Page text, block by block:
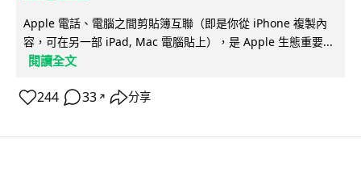
Apple 電話、電腦之間剪貼簿互聯（即是你從 iPhone 複製內
容，可在另一部 iPad, Mac 電腦貼上），是 Apple 生態重要...
閱讀全文
244 33 ↗ 分享